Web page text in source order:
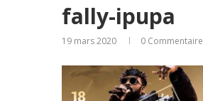
fally-ipupa
19 mars 2020 0 Commentaire